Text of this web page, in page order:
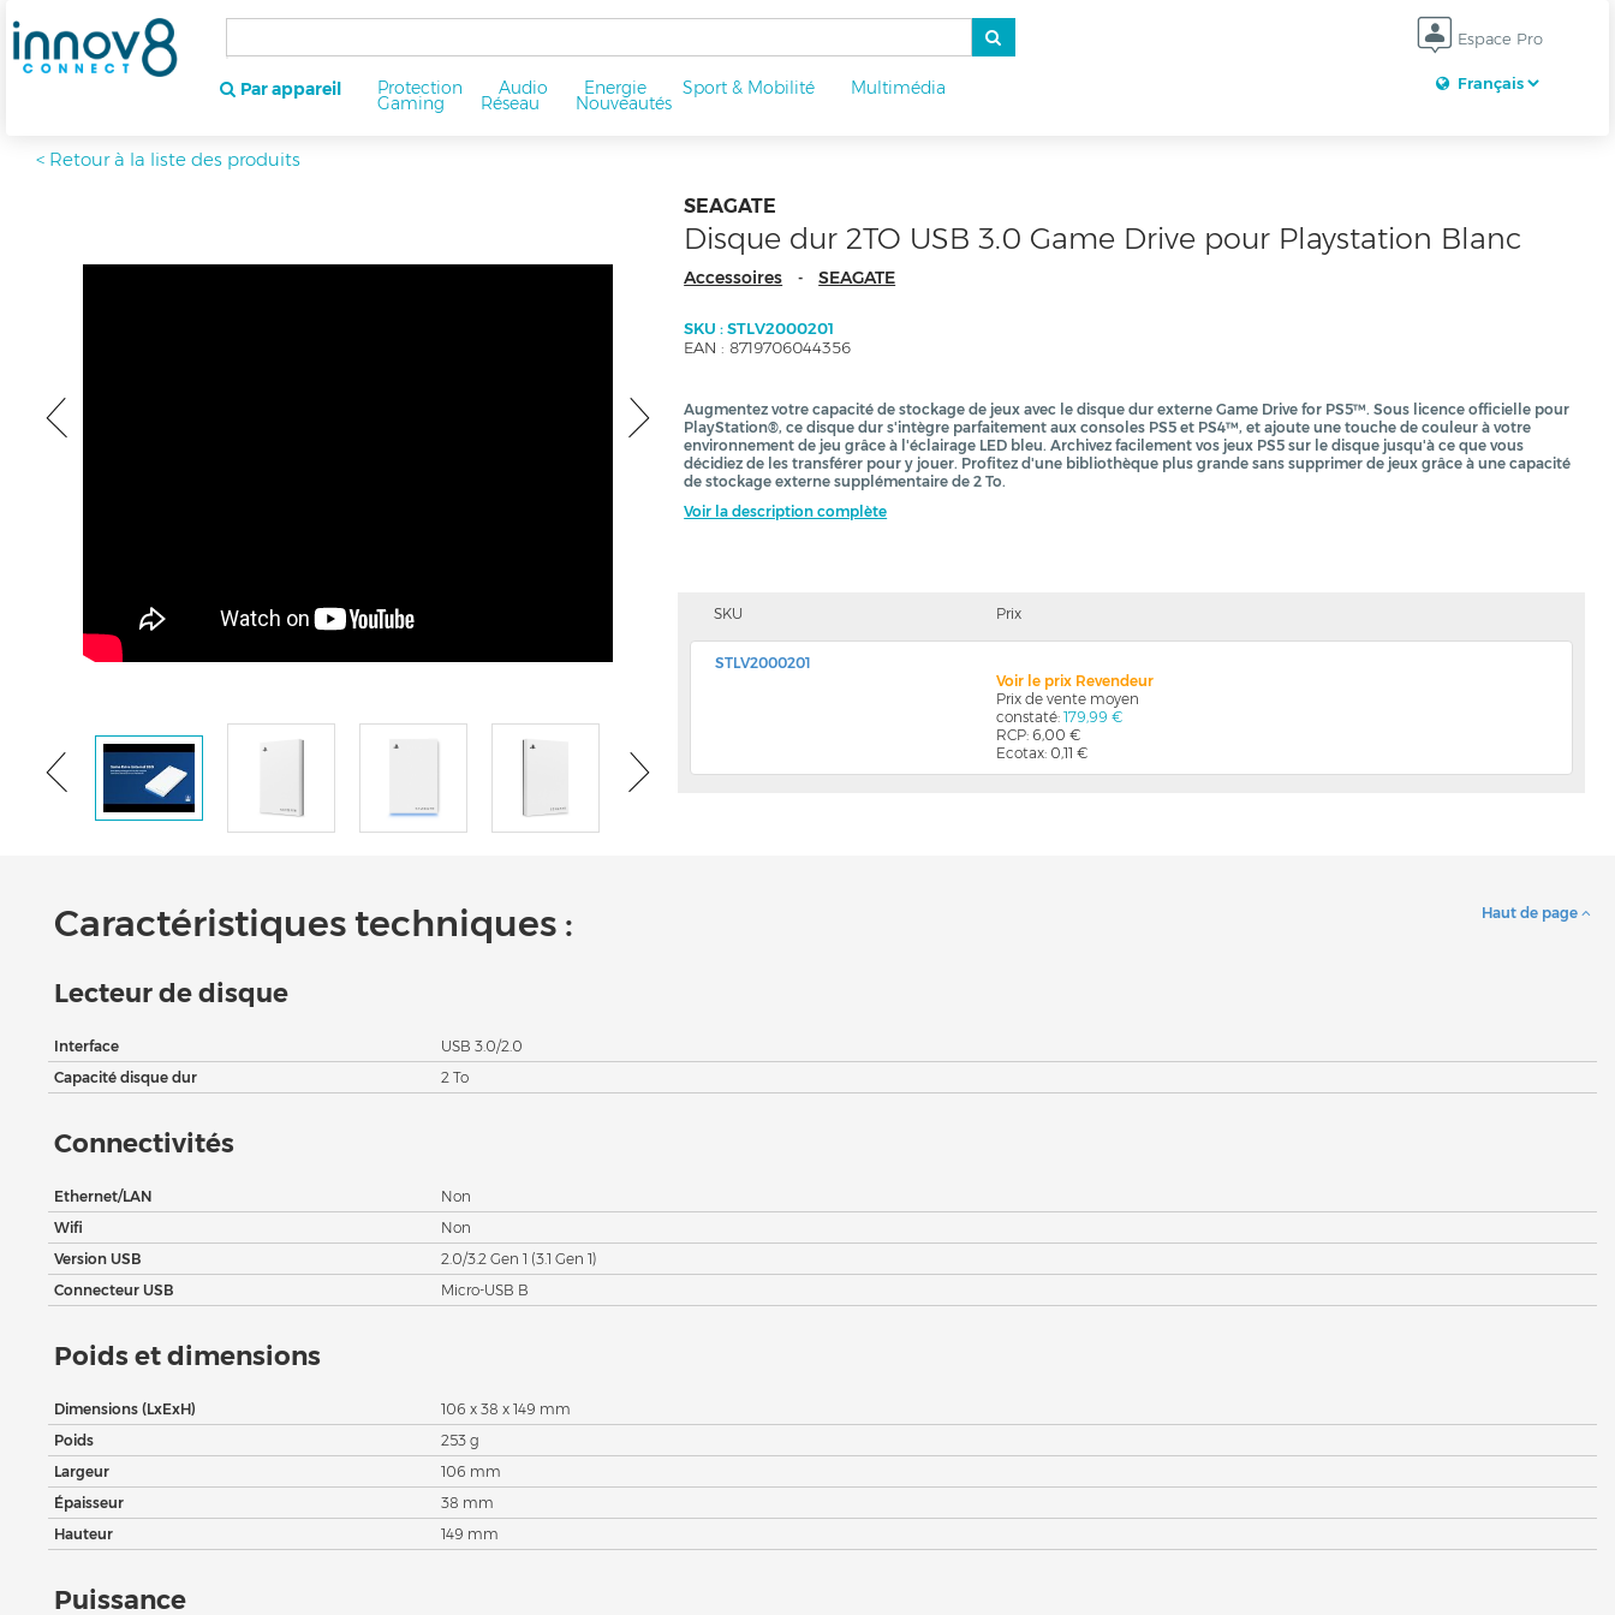
Espace Pro
Par appareil Protection Audio Energie Sport & Mobilité Multimédia
Gaming Réseau Nouveautés
< Retour à la liste des produits
SEAGATE
Disque dur 2TO USB 3.0 Game Drive pour Playstation Blanc
Accessoires - SEAGATE
SKU : STLV2000201
EAN : 8719706044356
Augmentez votre capacité de stockage de jeux avec le disque dur externe Game Drive for PS5™. Sous licence officielle pour
PlayStation®, ce disque dur s'intègre parfaitement aux consoles PS5 et PS4™, et ajoute une touche de couleur à votre
environnement de jeu grâce à l'éclairage LED bleu. Archivez facilement vos jeux PS5 sur le disque jusqu'à ce que vous
décidiez de les transférer pour y jouer. Profitez d'une bibliothèque plus grande sans supprimer de jeux grâce à une capacité
de stockage externe supplémentaire de 2 To.
Voir la description complète
SKU Prix
STLV2000201
Voir le prix Revendeur
Prix de vente moyen
constaté:179,99 €
RCP: 6,00 €
Ecotax: 0,11 €
Haut de page
Caractéristiques techniques :
Lecteur de disque
Interface
USB 3.0/2.0
Capacité disque dur
2 To
Connectivités
Ethernet/LAN
Non
Wifi
Non
Version USB
2.0/3.2 Gen 1 (3.1 Gen 1)
Connecteur USB
Micro-USB B
Poids et dimensions
Dimensions (LxExH)
106 x 38 x 149 mm
Poids
253 g
Largeur
106 mm
Épaisseur
38 mm
Hauteur
149 mm
Puissance